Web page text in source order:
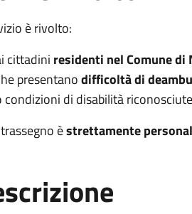
è rivolto:
cittadini residenti nel Comune di
presentanodifficoltà di
condizioni di disabilità
èstrettamente